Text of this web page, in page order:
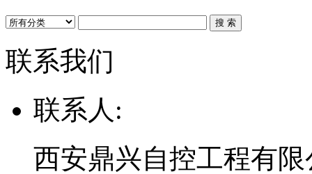
联系我们
联系人:
西安鼎兴自控工程有限